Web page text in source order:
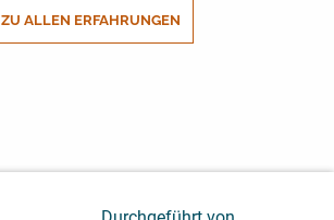
ZU ALLEN ERFAHRUNGEN